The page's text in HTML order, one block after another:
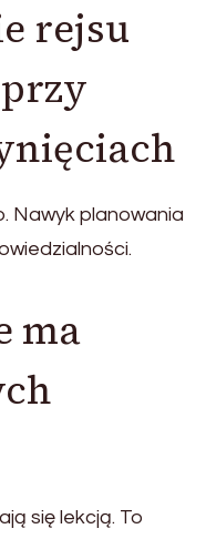
rejsu
Nawyk planowania
ma
się lekcją. To